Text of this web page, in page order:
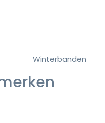
Winterbanden